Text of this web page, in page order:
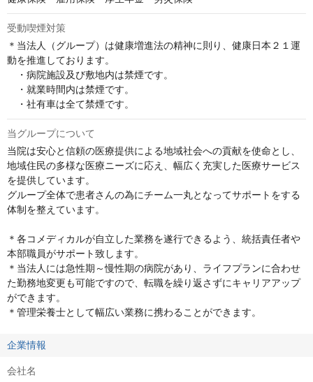
受動喫煙対策
＊当法人（グループ）は健康増進法の精神に則り、健康日本２１運
動を推進しております。
・病院施設及び敷地内は禁煙です。
・就業時間内は禁煙です。
・社有車は全て禁煙です。
当グループについて
当院は安心と信頼の医療提供による地域社会への貢献を使命とし、
地域住民の多様な医療ニーズに応え、幅広く充実した医療サービス
を提供しています。
グループ全体で患者さんの為にチーム一丸となってサポートをする
体制を整えています。
＊各コメディカルが自立した業務を遂行できるよう、統括責任者や
本部職員がサポート致します。
＊当法人には急性期～慢性期の病院があり、ライフプランに合わせ
た勤務地変更も可能ですので、転職を繰り返さずにキャリアアップ
ができます。
＊管理栄養士として幅広い業務に携わることができます。
企業情報
会社名